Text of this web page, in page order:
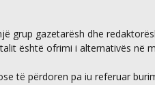
grup gazetarësh dhe
është ofrimi i alternativës në
të përdoren pa iu referuar